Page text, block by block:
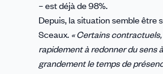
– est déjà de 98%.
Depuis, la situation semble être
Sceaux. « Certains
rapidement à redonner du sens
grandement le temps de